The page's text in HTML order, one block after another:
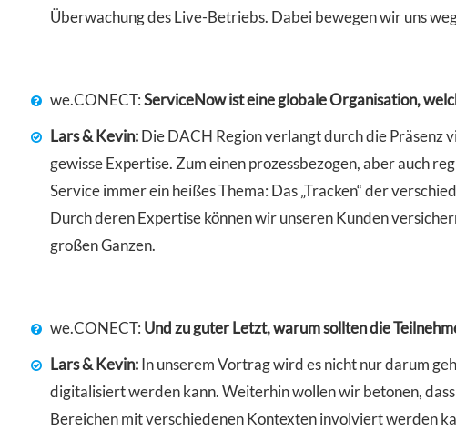
Überwachung des Live-Betriebs. Dabei bewegen wir uns
we.CONECT:ServiceNow ist eine globale Organisation,
Lars & Kevin:Die DACH Region verlangt durch die Präsenz
gewisse Expertise. Zum einen prozessbezogen, aber auch
Service immer ein heißes Thema: Das „Tracken“ der
Durch deren Expertise können wir unseren Kunden
großen Ganzen.
we.CONECT: Und zu guter Letzt, warum sollten die
Lars & Kevin:In unserem Vortrag wird es nicht nur darum
digitalisiert werden kann. Weiterhin wollen wir betonen,
Bereichen mit verschiedenen Kontexten involviert werden